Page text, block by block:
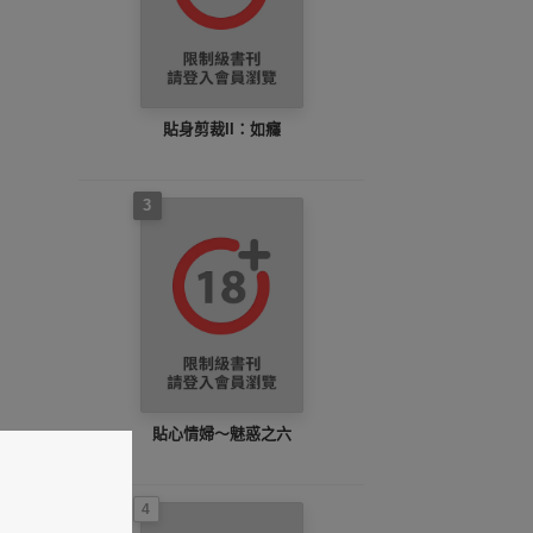
貼身剪裁II：如癮
3
貼心情婦～魅惑之六
4